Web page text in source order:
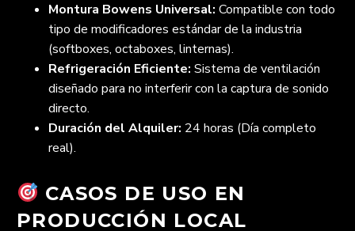
Montura Bowens Universal: Compatible con todo
tipo de modificadores estándar de la industria
(softboxes, octaboxes, linternas).
Refrigeración Eficiente: Sistema de ventilación
diseñado para no interferir con la captura de sonido
directo.
Duración del Alquiler: 24 horas (Día completo
real).
CASOS DE USO EN
PRODUCCIÓN LOCAL